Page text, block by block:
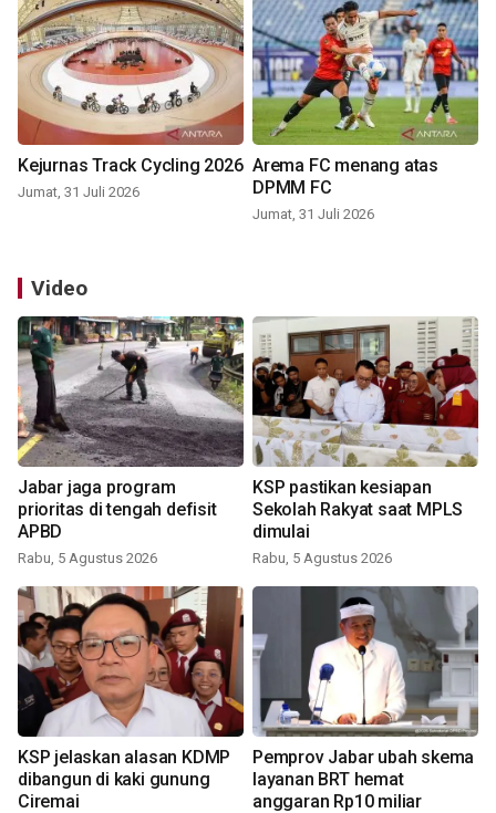
Kejurnas Track Cycling 2026
Jumat, 31 Juli 2026
Arema FC menang atas
DPMM FC
Jumat, 31 Juli 2026
Video
Jabar jaga program
prioritas di tengah defisit
APBD
Rabu, 5 Agustus 2026
KSP pastikan kesiapan
Sekolah Rakyat saat MPLS
dimulai
Rabu, 5 Agustus 2026
KSP jelaskan alasan KDMP
dibangun di kaki gunung
Ciremai
Pemprov Jabar ubah skema
layanan BRT hemat
anggaran Rp10 miliar